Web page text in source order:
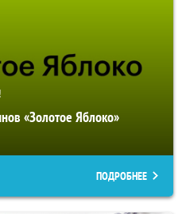
«Золотое Яблоко»
ПОДРОБНЕЕ